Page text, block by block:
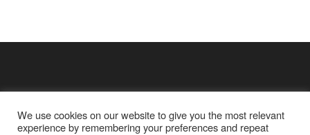
We use cookies on our website to give you the most relevant
experience by remembering your preferences and repeat